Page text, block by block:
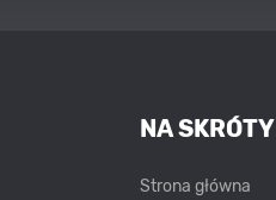
NA SKRÓTY
Strona główna